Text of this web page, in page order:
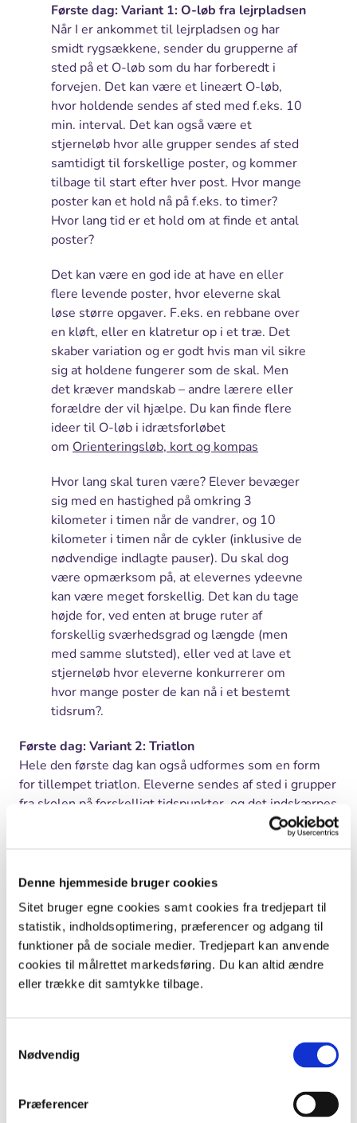
Denne hjemmeside bruger cookies
Sitet bruger egne cookies samt cookies fra tredjepart til
statistik, indholdsoptimering, præferencer og adgang til
funktioner på de sociale medier. Tredjepart kan anvende
cookies til målrettet markedsføring. Du kan altid ændre
eller trække dit samtykke tilbage.
Nødvendig
Præferencer
Første dag: Variant 1: O-løb fra lejrpladsen
Når I er ankommet til lejrpladsen og har
smidt rygsækkene, sender du grupperne af
sted på et O-løb som du har forberedt i
forvejen. Det kan være et lineært O-løb,
hvor holdende sendes af sted med f.eks. 10
min. interval. Det kan også være et
stjerneløb hvor alle grupper sendes af sted
samtidigt til forskellige poster, og kommer
tilbage til start efter hver post. Hvor mange
poster kan et hold nå på f.eks. to timer?
Hvor lang tid er et hold om at finde et antal
poster?
Det kan være en god ide at have en eller
flere levende poster, hvor eleverne skal
løse større opgaver. F.eks. en rebbane over
en kløft, eller en klatretur op i et træ. Det
skaber variation og er godt hvis man vil sikre
sig at holdene fungerer som de skal. Men
det kræver mandskab – andre lærere eller
forældre der vil hjælpe. Du kan finde flere
ideer til O-løb i idrætsforløbet
om Orienteringsløb, kort og kompas
Hvor lang skal turen være? Elever bevæger
sig med en hastighed på omkring 3
kilometer i timen når de vandrer, og 10
kilometer i timen når de cykler (inklusive de
nødvendige indlagte pauser). Du skal dog
være opmærksom på, at elevernes ydeevne
kan være meget forskellig. Det kan du tage
højde for, ved enten at bruge ruter af
forskellig sværhedsgrad og længde (men
med samme slutsted), eller ved at lave et
stjerneløb hvor eleverne konkurrerer om
hvor mange poster de kan nå i et bestemt
tidsrum?.
Første dag: Variant 2: Triatlon
Hele den første dag kan også udformes som en form
for tillempet triatlon. Eleverne sendes af sted i grupper
fra skolen på forskelligt tidspunkter, og det indskærpes
at grupperne følges hele vejen. De cykler til den
nærmeste svømmehal eller strand, hvor en lærer står
badereglerne). Eleverne svømmer en distance på f.eks.
500 meter, og sendes herefter videre på cykel til
lejrpladsen (en distance på f.eks. 20 km). På
lejrpladsen sættes cykel og bagage, hvorefter eleverne
sendes ud på et 10 km orienteringsløb. O-løbet kan
designes meget forskelligt.
triatlon eksempelvis bueskydning, kajaksejlads,
Første dag: Variant 3: Heik